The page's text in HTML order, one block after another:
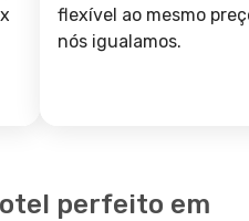
flexível ao mesmo
nós igualamos.
perfeito em